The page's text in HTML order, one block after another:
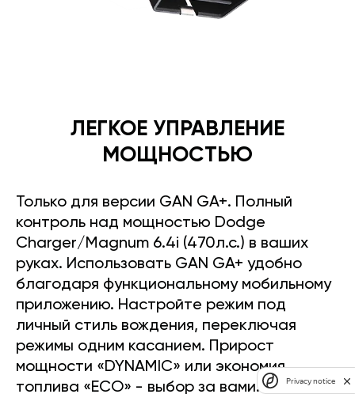
ЛЕГКОЕ УПРАВЛЕНИЕ
МОЩНОСТЬЮ
Только для версии GAN GA+. Полный
контроль над мощностью Dodge
Charger/Magnum 6.4i (470л.с.) в ваших
руках. Использовать GAN GA+ удобно
благодаря функциональному мобильному
приложению. Настройте режим под
личный стиль вождения, переключая
режимы одним касанием. Прирост
мощности «DYNAMIC» или экономия
топлива «ECO» - выбор за вами.
Privacy notice